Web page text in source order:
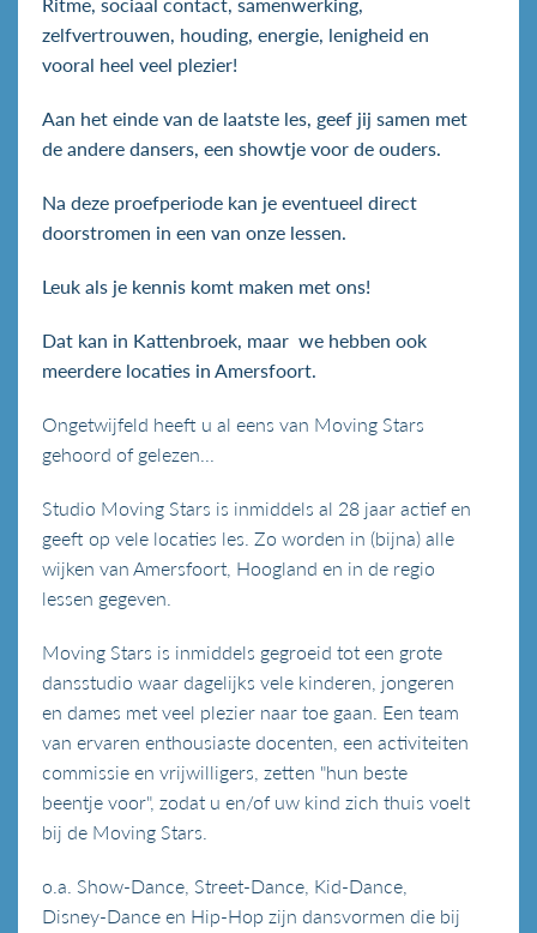
zelfvertrouwen, houding, energie, lenigheid en
vooral heel veel plezier!
Aan het einde van de laatste les, geef jij samen met
de andere dansers, een showtje voor de ouders.
Na deze proefperiode kan je eventueel direct
doorstromen in een van onze lessen.
Leuk als je kennis komt maken met ons!
Dat kan in Kattenbroek, maar we hebben ook
meerdere locaties in Amersfoort.
Ongetwijfeld heeft u al eens van Moving Stars
gehoord of gelezen...
Studio Moving Stars is inmiddels al 28 jaar actief en
geeft op vele locaties les. Zo worden in (bijna) alle
wijken van Amersfoort, Hoogland en in de regio
lessen gegeven.
Moving Stars is inmiddels gegroeid tot een grote
dansstudio waar dagelijks vele kinderen, jongeren
en dames met veel plezier naar toe gaan. Een team
van ervaren enthousiaste docenten, een activiteiten
commissie en vrijwilligers, zetten "hun beste
beentje voor", zodat u en/of uw kind zich thuis voelt
bij de Moving Stars.
o.a. Show-Dance, Street-Dance, Kid-Dance,
Disney-Dance en Hip-Hop zijn dansvormen die bij